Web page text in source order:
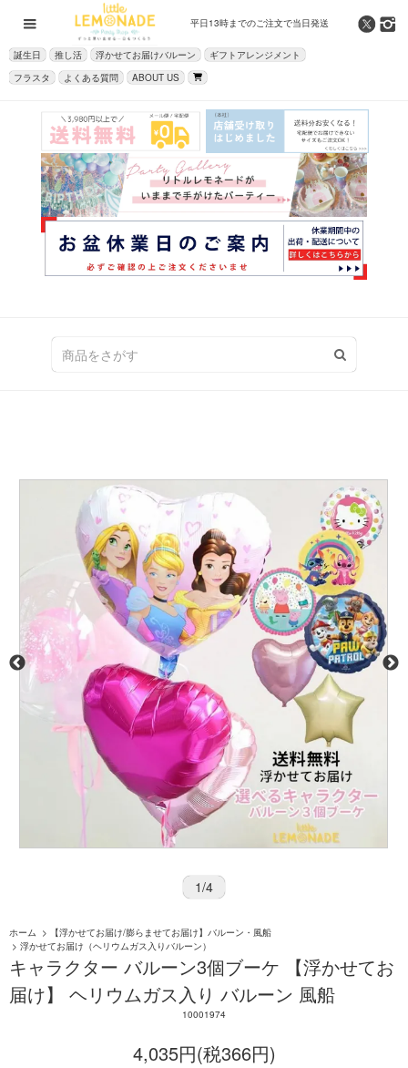
平日13時までのご注文で当日発送
誕生日 推し活 浮かせてお届けバルーン
ギフトアレンジメント
フラスタ
よくある質問 ABOUT US
1/4
ホーム >
【浮かせてお届け/膨らませてお届け】バルーン・風船
> 浮かせてお届け（ヘリウムガス入りバルーン）
キャラクター バルーン3個ブーケ 【浮かせてお
届け】 ヘリウムガス入り バルーン 風船
10001974
4,035円(税366円)